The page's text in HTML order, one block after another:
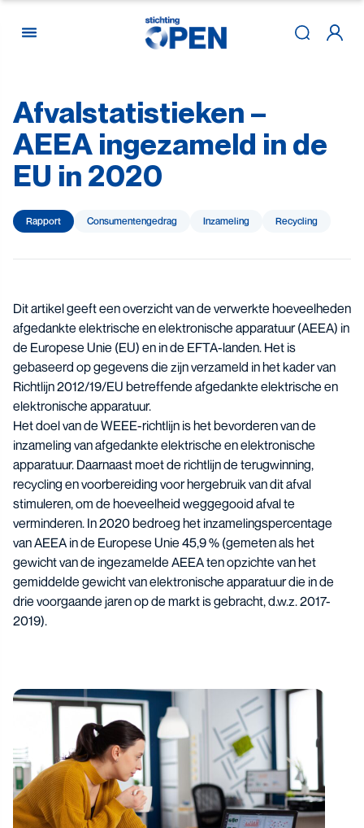
Skip to content
Afvalstatistieken –
AEEA ingezameld in de
EU in 2020
Rapport Consumenten­gedrag Inzameling Recycling
Dit artikel geeft een overzicht van de verwerkte hoeveelheden
afgedankte elektrische en elektronische apparatuur (AEEA) in
de Europese Unie (EU) en in de EFTA-landen. Het is
gebaseerd op gegevens die zijn verzameld in het kader van
Richtlijn 2012/19/EU betreffende afgedankte elektrische en
elektronische apparatuur.
Het doel van de WEEE-richtlijn is het bevorderen van de
inzameling van afgedankte elektrische en elektronische
apparatuur. Daarnaast moet de richtlijn de terugwinning,
recycling en voorbereiding voor hergebruik van dit afval
stimuleren, om de hoeveelheid weggegooid afval te
verminderen. In 2020 bedroeg het inzamelingspercentage
van AEEA in de Europese Unie 45,9 % (gemeten als het
gewicht van de ingezamelde AEEA ten opzichte van het
gemiddelde gewicht van elektronische apparatuur die in de
drie voorgaande jaren op de markt is gebracht, d.w.z. 2017-
2019).